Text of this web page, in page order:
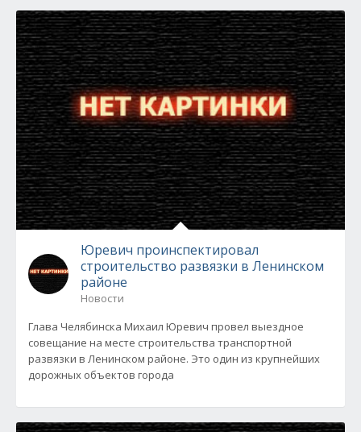
Юревич проинспектировал
строительство развязки в Ленинском
районе
Новости
Глава Челябинска Михаил Юревич провел выездное
совещание на месте строительства транспортной
развязки в Ленинском районе. Это один из крупнейших
дорожных объектов города